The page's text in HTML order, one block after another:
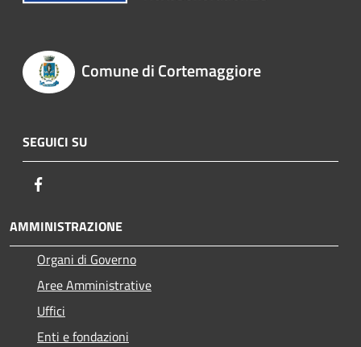
Comune di Cortemaggiore
SEGUICI SU
AMMINISTRAZIONE
Organi di Governo
Aree Amministrative
Uffici
Enti e fondazioni